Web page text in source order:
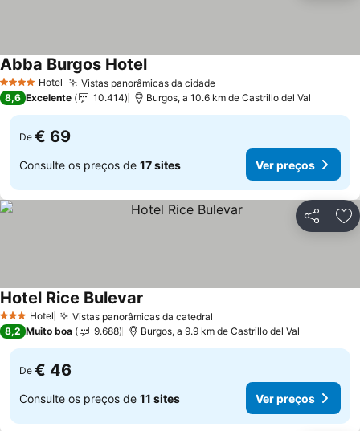
4 EstrelasHotel Vistas panorâmicas da cidade
Abba Burgos Hotel
8,6 Excelente 10.414 Burgos, a 10.6 km de Castrillo del Val
De € 69
Consulte os preços de 17 sites Ver preços
Partilhar
3 EstrelasHotel Vistas panorâmicas da catedral
Hotel Rice Bulevar
8,2 Muito boa 9.688 Burgos, a 9.9 km de Castrillo del Val
De € 46
Consulte os preços de 11 sites Ver preços